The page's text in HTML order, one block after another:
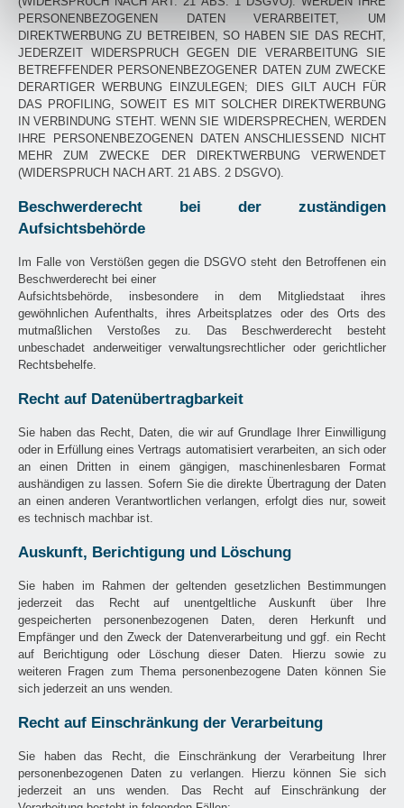
PERSONENBEZOGENEN DATEN VERARBEITET, UM
DIREKTWERBUNG ZU BETREIBEN, SO HABEN SIE DAS RECHT,
JEDERZEIT WIDERSPRUCH GEGEN DIE VERARBEITUNG SIE
BETREFFENDER PERSONENBEZOGENER DATEN ZUM ZWECKE
DERARTIGER WERBUNG EINZULEGEN; DIES GILT AUCH FÜR
DAS PROFILING, SOWEIT ES MIT SOLCHER DIREKTWERBUNG
IN VERBINDUNG STEHT. WENN SIE WIDERSPRECHEN, WERDEN
IHRE PERSONENBEZOGENEN DATEN ANSCHLIESSEND NICHT
MEHR ZUM ZWECKE DER DIREKTWERBUNG VERWENDET
(WIDERSPRUCH NACH ART. 21 ABS. 2 DSGVO).
Beschwerderecht bei der zuständigen
Aufsichtsbehörde
Im Falle von Verstößen gegen die DSGVO steht den Betroffenen ein
Beschwerderecht bei einer
Aufsichtsbehörde, insbesondere in dem Mitgliedstaat ihres
gewöhnlichen Aufenthalts, ihres Arbeitsplatzes oder des Orts des
mutmaßlichen Verstoßes zu. Das Beschwerderecht besteht
unbeschadet anderweitiger verwaltungsrechtlicher oder gerichtlicher
Rechtsbehelfe.
Recht auf Datenübertragbarkeit
Sie haben das Recht, Daten, die wir auf Grundlage Ihrer Einwilligung
oder in Erfüllung eines Vertrags automatisiert verarbeiten, an sich oder
an einen Dritten in einem gängigen, maschinenlesbaren Format
aushändigen zu lassen. Sofern Sie die direkte Übertragung der Daten
an einen anderen Verantwortlichen verlangen, erfolgt dies nur, soweit
es technisch machbar ist.
Auskunft, Berichtigung und Löschung
Sie haben im Rahmen der geltenden gesetzlichen Bestimmungen
jederzeit das Recht auf unentgeltliche Auskunft über Ihre
gespeicherten personenbezogenen Daten, deren Herkunft und
Empfänger und den Zweck der Datenverarbeitung und ggf. ein Recht
auf Berichtigung oder Löschung dieser Daten. Hierzu sowie zu
weiteren Fragen zum Thema personenbezogene Daten können Sie
sich jederzeit an uns wenden.
Recht auf Einschränkung der Verarbeitung
Sie haben das Recht, die Einschränkung der Verarbeitung Ihrer
personenbezogenen Daten zu verlangen. Hierzu können Sie sich
jederzeit an uns wenden. Das Recht auf Einschränkung der